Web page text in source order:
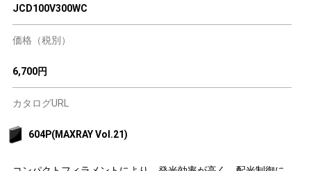
JCD100V300WC
価格（税別）
6,700円
カタログURL
604P(MAXRAY Vol.21)